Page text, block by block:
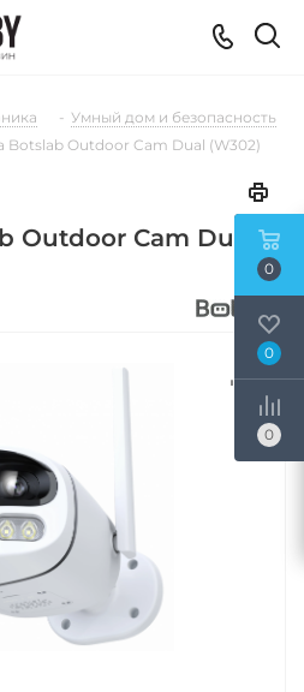
- Умный дом и безопасность
Botslab Outdoor Cam Dual (W302)
Outdoor Cam Dual
0
0
0